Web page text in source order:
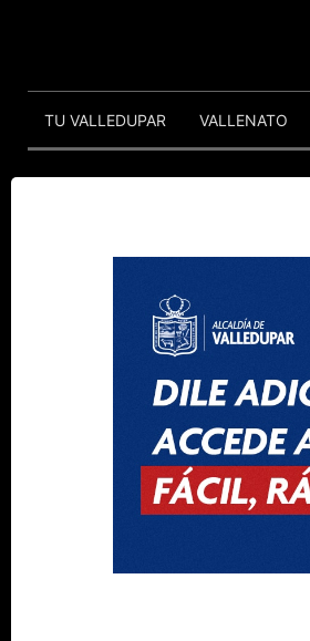
TU VALLEDUPAR VALLENATO